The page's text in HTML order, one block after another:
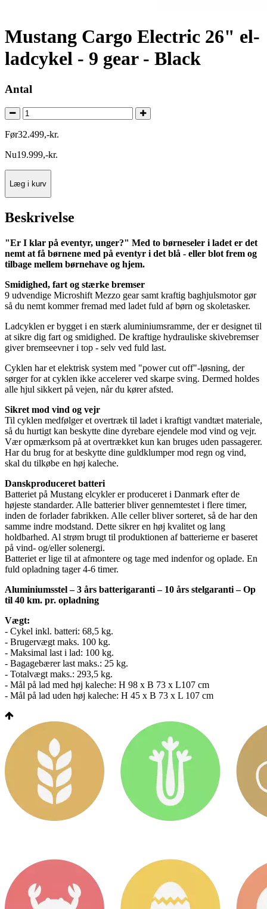
Mustang Cargo Electric 26" el-
ladcykel - 9 gear - Black
Antal
Før32.499,-kr.
Nu19.999,-kr.
Læg i kurv
Beskrivelse
"Er I klar på eventyr, unger?" Med to børneseler i ladet er det
nemt at få børnene med på eventyr i det blå - eller blot frem og
tilbage mellem børnehave og hjem.
Smidighed, fart og stærke bremser
9 udvendige Microshift Mezzo gear samt kraftig baghjulsmotor gør
så du nemt kommer fremad med ladet fuld af børn og skoletasker.
Ladcyklen er bygget i en stærk aluminiumsramme, der er designet til
at sikre dig fart og smidighed. De kraftige hydrauliske skivebremser
giver bremseevner i top - selv ved fuld last.
Cyklen har et elektrisk system med "power cut off"-løsning, der
sørger for at cyklen ikke accelerer ved skarpe sving. Dermed holdes
alle hjul sikkert på vejen, når du kører afsted.
Sikret mod vind og vejr
Til cyklen medfølger et overtræk til ladet i kraftigt vandtæt materiale,
så du hurtigt kan beskytte dine dyrebare ejendele mod vind og vejr.
Vær opmærksom på at overtrækket kun kan bruges uden passagerer.
Har du brug for at beskytte dine guldklumper mod regn og vind,
skal du tilkøbe en høj kaleche.
Danskproduceret batteri
Batteriet på Mustang elcykler er produceret i Danmark efter de
højeste standarder. Alle batterier bliver gennemtestet i flere timer,
inden de forlader fabrikken. Alle celler bliver sorteret, så de har den
samme indre modstand. Dette sikrer en høj kvalitet og lang
holdbarhed. Al strøm brugt til produktionen af batterierne er baseret
på vind- og/eller solenergi.
Batteriet er lige til at afmontere og tage med indenfor og oplade. En
fuld opladning tager 4-6 timer.
Aluminiumsstel – 3 års batterigaranti – 10 års stelgaranti – Op
til 40 km. pr. opladning
Vægt:
- Cykel inkl. batteri: 68,5 kg.
- Brugervægt maks. 100 kg.
- Maksimal last i lad: 100 kg.
- Bagagebærer last maks.: 25 kg.
- Totalvægt maks.: 293,5 kg.
- Mål på lad med høj kaleche: H 98 x B 73 x L107 cm
- Mål på lad uden høj kaleche: H 45 x B 73 x L 107 cm